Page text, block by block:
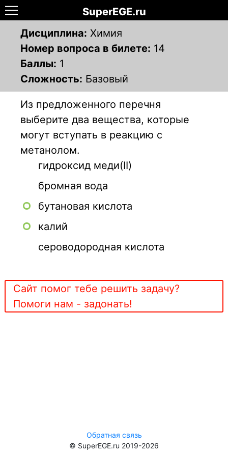
SuperEGE.ru
Дисциплина: Химия
Номер вопроса в билете: 14
Баллы: 1
Сложность: Базовый
Из предложенного перечня
выберите два вещества, которые
могут вступать в реакцию с
метанолом.
гидроксид меди(II)
бромная вода
бутановая кислота
калий
сероводородная кислота
Сайт помог тебе решить задачу?
Помоги нам - задонать!
Обратная связь
© SuperEGE.ru 2019-2026